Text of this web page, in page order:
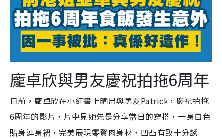
龐卓欣與男友慶祝拍拖6周年
日前，龐卓欣在小紅書上晒出與男友Patrick，慶祝拍拖
6周年的影片，片中見她先是分享當日的穿搭，一身白色
貼身連身裙，完美展現零贅肉身材，凹凸有致十分誘